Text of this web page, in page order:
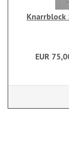
Knarrblock
EUR